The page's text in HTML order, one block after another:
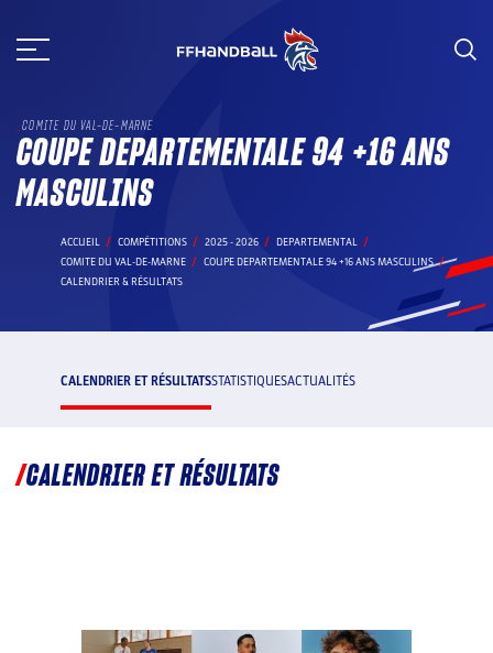
au
COMITE DU VAL-DE-MARNE
COUPE DEPARTEMENTALE 94 +16 ANS
MASCULINS
ACCUEIL COMPÉTITIONS 2025 - 2026
DEPARTEMENTAL
COMITE DU VAL-DE-MARNE
COUPE DEPARTEMENTALE 94 +16 ANS MASCULINS
CALENDRIER & RÉSULTATS
CALENDRIER ET RÉSULTATSSTATISTIQUESACTUALITÉS
CALENDRIER ET RÉSULTATS